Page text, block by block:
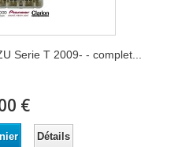
Serie T 2009- - complet...
€
Détails